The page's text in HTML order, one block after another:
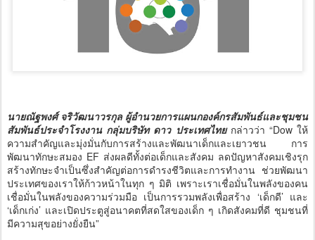
นายณัฐพงศ์ จริวัฒนาวรกุล ผู้อำนวยการแผนกองค์กรสัมพันธ์และชุมชน
สัมพันธ์ประจำโรงงาน กลุ่มบริษัท ดาว ประเทศไทย กล่าวว่า “Dow ให้
ความสำคัญและมุ่งมั่นกับการสร้างและพัฒนาเด็กและเยาวชน การ
พัฒนาทักษะสมอง EF ส่งผลดีทั้งต่อเด็กและสังคม ลดปัญหาสังคมเชิงรุก
สร้างทักษะจำเป็นซึ่งสำคัญต่อการดำรงชีวิตและการทำงาน ช่วยพัฒนา
ประเทศของเราให้ก้าวหน้าในทุก ๆ มิติ เพราะเราเชื่อมั่นในพลังของคน
เชื่อมั่นในพลังของความร่วมมือ เป็นการรวมพลังเพื่อสร้าง ‘เด็กดี’ และ
‘เด็กเก่ง’ และเปิดประตูสู่อนาคตที่สดใสของเด็ก ๆ เกิดสังคมที่ดี ชุมชนที่
มีความสุขอย่างยั่งยืน”